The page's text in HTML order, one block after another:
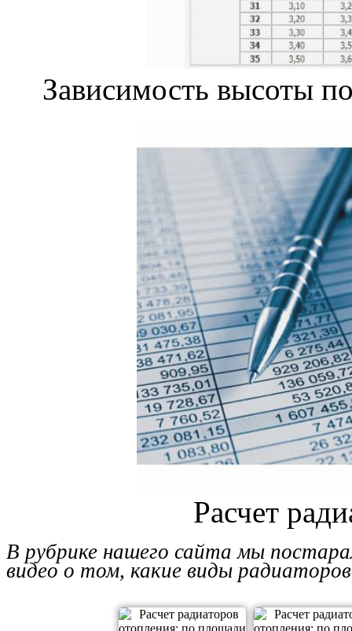
Зависимость высоты
Расчет
В рубрике нашего сайта мы
видео о том, какие виды